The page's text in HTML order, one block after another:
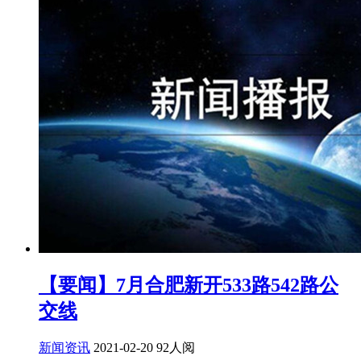
【要闻】7月合肥新开533路542路公
交线
新闻资讯 2021-02-20 92人阅